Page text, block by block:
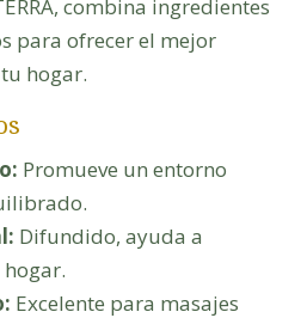
combina ingredientes
para ofrecer el mejor
hogar.
Promueve un entorno
Difundido, ayuda a
Excelente para masajes